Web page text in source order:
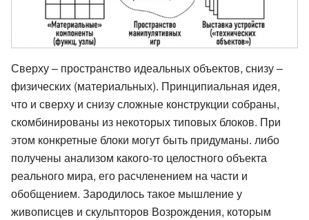
Сверху – пространство идеальных объектов, снизу –
физических (материальных). Принципиальная идея,
что и сверху и снизу сложные конструкции собраны,
скомбинированы из некоторых типовых блоков. При
этом конкретные блоки могут быть придуманы. либо
получены анализом какого-то целостного объекта
реального мира, его расчленением на части и
обобщением. Зародилось такое мышление у
живописцев и скульпторов Возрождения, которым